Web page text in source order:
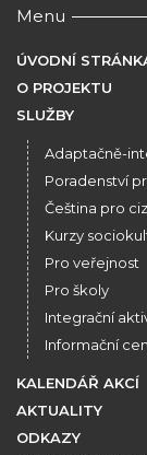
Menu
ÚVODNÍ
O PROJEKTU
SLUŽBY
Adaptačně-
Poradenství
Čeština pro
Kurzy
Pro veřejnost
Pro školy
Integrační
Informační
KALENDÁŘ AKCÍ
AKTUALITY
ODKAZY